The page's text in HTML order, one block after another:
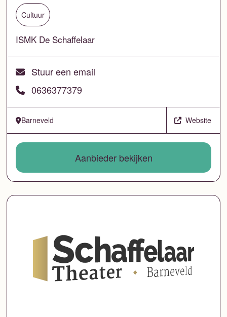
Cultuur
ISMK De Schaffelaar
Stuur een email
0636377379
Barneveld Website
Aanbieder bekijken